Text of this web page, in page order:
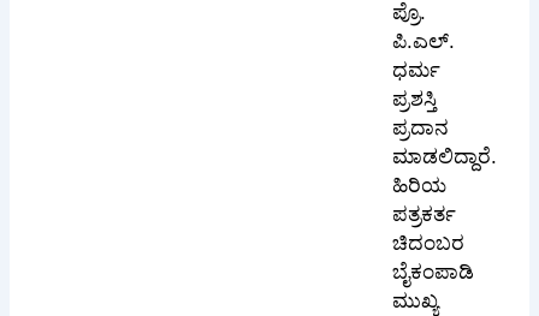
ಪ್ರೊ.
ಪಿ.ಎಲ್.
ಧರ್ಮ
ಪ್ರಶಸ್ತಿ
ಪ್ರದಾನ
ಮಾಡಲಿದ್ದಾರೆ.
ಹಿರಿಯ
ಪತ್ರಕರ್ತ
ಚಿದಂಬರ
ಬೈಕಂಪಾಡಿ
ಮುಖ್ಯ